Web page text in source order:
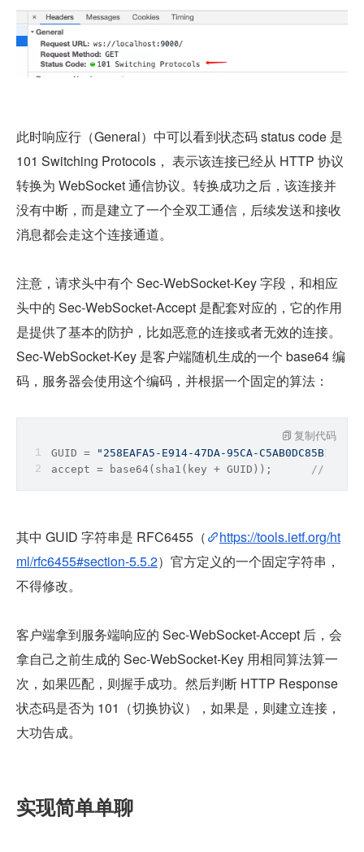
此时响应行（General）中可以看到状态码 status code 是
101 Switching Protocols， 表示该连接已经从 HTTP 协议
转换为 WebSocket 通信协议。转换成功之后，该连接并
没有中断，而是建立了一个全双工通信，后续发送和接收
消息都会走这个连接通道。
注意，请求头中有个 Sec-WebSocket-Key 字段，和相应
头中的 Sec-WebSocket-Accept 是配套对应的，它的作用
是提供了基本的防护，比如恶意的连接或者无效的连接。
Sec-WebSocket-Key 是客户端随机生成的一个 base64 编
码，服务器会使用这个编码，并根据一个固定的算法：
GUID = "258EAFA5-E914-47DA-95CA-C5AB0DC85B11"
// key 就
复制代码
其中 GUID 字符串是 RFC6455（
https://tools.ietf.org/ht
ml/rfc6455#section-5.5.2）官方定义的一个固定字符串，
不得修改。
客户端拿到服务端响应的 Sec-WebSocket-Accept 后，会
拿自己之前生成的 Sec-WebSocket-Key 用相同算法算一
次，如果匹配，则握手成功。然后判断 HTTP Response
状态码是否为 101（切换协议），如果是，则建立连接，
大功告成。
实现简单单聊